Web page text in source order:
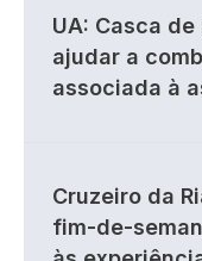
UA: Casca
ajudar a
associada à
Cruzeiro da
fim-de-